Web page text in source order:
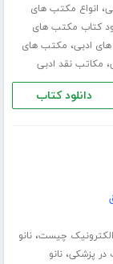
، انواع مکتب های
کتاب مکتب های
ادبی، مکتب های
، مکاتب نقد ادبی
دانلود کتاب
الکترونیک چیست،نانو
در پزشکی،نانو